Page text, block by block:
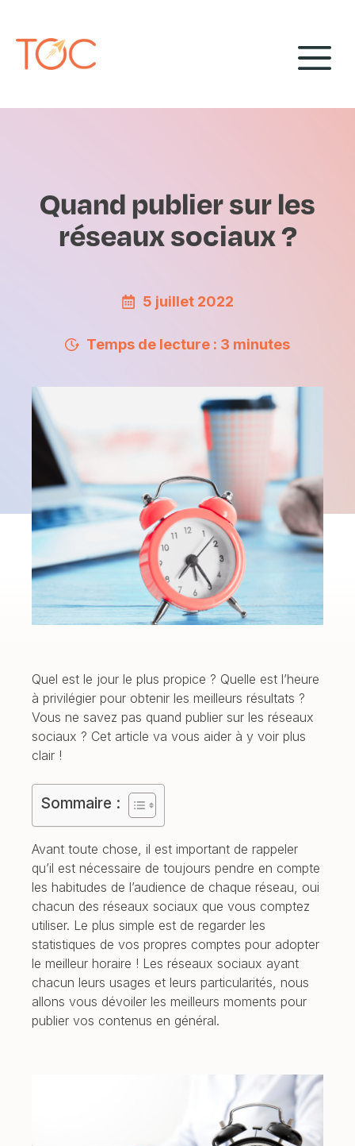
contenu
Quand publier sur les
réseaux sociaux ?
5 juillet 2022
Temps de lecture : 3 minutes
Quel est le jour le plus propice ? Quelle est l’heure
à privilégier pour obtenir les meilleurs résultats ?
Vous ne savez pas quand publier sur les réseaux
sociaux ? Cet article va vous aider à y voir plus
clair !
Sommaire :
Avant toute chose, il est important de rappeler
qu’il est nécessaire de toujours pendre en compte
les habitudes de l’audience de chaque réseau, oui
chacun des réseaux sociaux que vous comptez
utiliser. Le plus simple est de regarder les
statistiques de vos propres comptes pour adopter
le meilleur horaire ! Les réseaux sociaux ayant
chacun leurs usages et leurs particularités, nous
allons vous dévoiler les meilleurs moments pour
publier vos contenus en général.